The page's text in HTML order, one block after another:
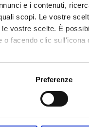
e i contenuti,
scopi. Le vostre
vostre scelte. È
o facendo clic sull'icona
anche:
sulla tua posizione
Preferenze